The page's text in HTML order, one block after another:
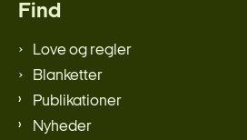
Find
Love og regler
Blanketter
Publikationer
Nyheder